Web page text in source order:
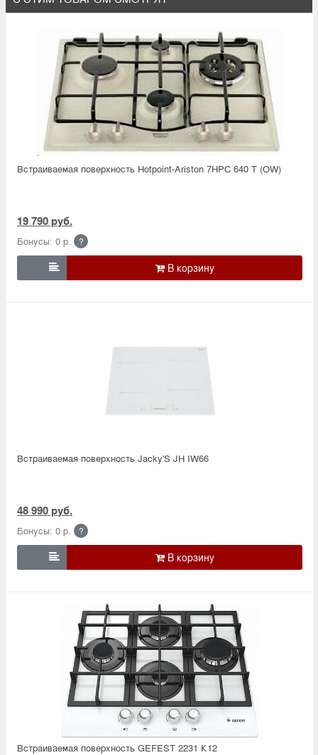
Встраиваемая поверхность Hotpoint-Ariston 7HPC 640 T (OW)
19 790 руб.
Бонусы: 0 р. ?

Встраиваемая поверхность Jacky'S JH IW66
48 990 руб.
Бонусы: 0 р. ?

Встраиваемая поверхность GEFEST 2231 К12